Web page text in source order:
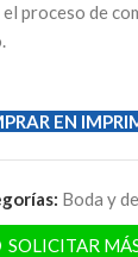
el proceso de
EN
Boda y
SOLICITAR